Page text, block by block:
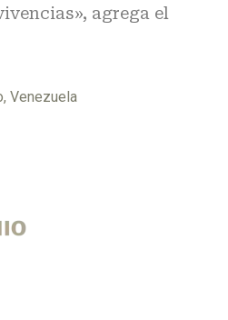
agrega el
, Venezuela